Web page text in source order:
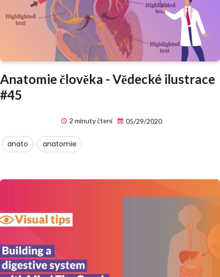
Anatomie člověka - Vědecké ilustrace
#45
2 minuty čtení 05/29/2020
anato anatomie